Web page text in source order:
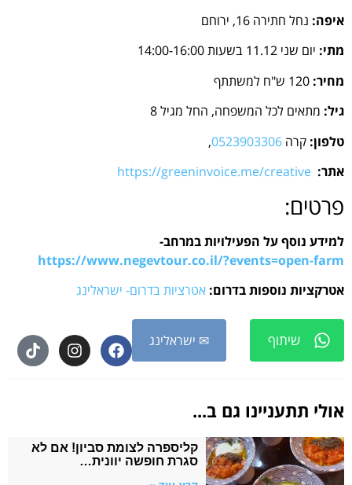
איפה: נחל חתירה 16, ירוחם
מתי: יום שני 11.12 בשעות 14:00-16:00
מחיר:
גיל: מתאים לכל המשפחה, החל מגיל 8
טלפון: קרה 0523903306
,
אתר: https://greeninvoice.me/creative
פרטים:
למידע נוסף על הפעילויות במרחב-
https://www.negevtour.co.il/?events=open-farm
אטרקציות נוספות בדרום: אטרציות בדרום- ישראלינג
שיתוף ✉ ישראלינג
אולי תתעניינו גם ב...
קליספרה לצומת סביון! אם לא
סגרת חופשה יוונית…